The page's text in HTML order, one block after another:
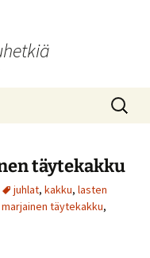
Haku:
täytekakku
juhlat, kakku, lasten
marjainen täytekakku,